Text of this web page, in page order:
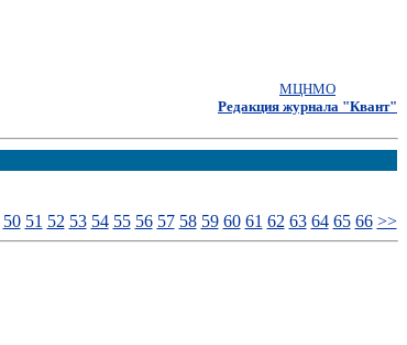
МЦНМО
Редакция журнала "Квант"
50 51 52 53 54 55 56 57 58 59 60 61 62 63 64 65 66 >>